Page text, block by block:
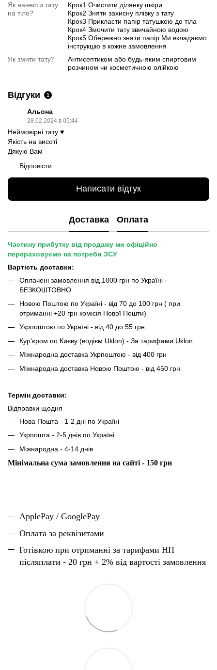
Як нанести тату
на тіло?
Крок1 Очистити ділянку шкіри
Крок2 Зняти захисну плівку з тату
Крок3 Прикласти папір татушкою до тіла
Крок4 Змочити тату звичайною водою
Крок5 Обережно зняти папір Ми вкладаємо
інструкцію в кожне замовлення
Як змити тату?
Антисептиком або будь-яким спиртовим
розчином чи косметичною олійкою
Відгуки 1
Альона
28.02.2024 в 05:44
Неймовірні тату ♥️
Якість на висоті
Дякую Вам
Відповісти
Написати відгук
Доставка Оплата
Частину прибутку від продажу ми офіційно
перераховуємо на потреби ЗСУ
Вартість доставки:
Оплачені замовлення від 1000 грн по Україні -
БЕЗКОШТОВНО
Новою Поштою по Україні - від 70 до 100 грн ( при
отриманні +20 грн комісія Нової Пошти)
Укрпоштою по Україні - від 40 до 55 грн
Кур'єром по Києву (водієм Uklon) - За тарифами Uklon
Міжнародна доставка Укрпоштою - від 400 грн
Міжнародна доставка Новою Поштою - від 450 грн
Термін доставки:
Відправки щодня
Нова Пошта - 1-2 дні по Україні
Укрпошта - 2-5 днів по Україні
Міжнародна - 4-14 днів
Мінімальна сума замовлення на сайті - 150 грн
ApplePay / GooglePay
Оплата за реквізитами
Готівкою при отриманні за тарифами НП
післяплати - 20 грн + 2% від вартості замовлення